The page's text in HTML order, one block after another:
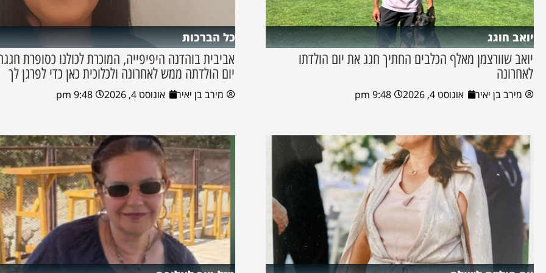
יואב חוגג
יואב שוורצמן מאלף הכלבים החתיך חגג את יום הולדתו
לאחרונה
מירב בן יאיר אוגוסט 4, 2026 9:48 pm
כל הברכות
אביבית בוהדנה היפיפייה, המוכרת לכולנו כסופרת
יום הולדתה ממש לאחרונה ולכלוכית כאן כדי לפרגן לך
מירב בן יאיר אוגוסט 4, 2026 9:48 pm